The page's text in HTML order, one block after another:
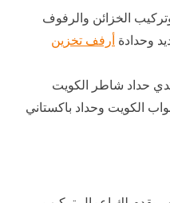
الخزائن والرفوف
وحدادة أرفف تخزين
حداد شاطر الكويت
الكويت وحداد باكستاني